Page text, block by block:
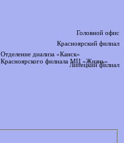
Головной офис
Красноярский филиал
Отделение диализа «Канск»
Красноярского филиала МЦ «Жизнь»
Липецкий филиал